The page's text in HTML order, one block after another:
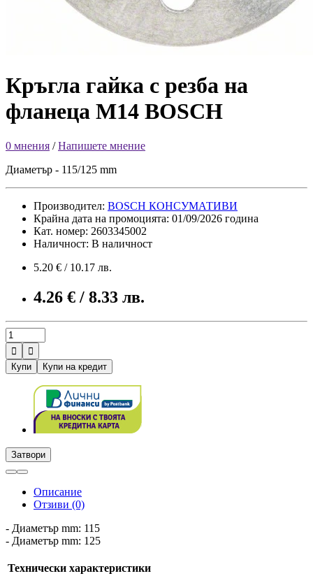
Кръгла гайка с резба на
фланеца M14 BOSCH
0 мнения /Напишете мнение
Диаметър - 115/125 mm
Производител: BOSCH КОНСУМАТИВИ
Крайна дата на промоцията: 01/09/2026 година
Кат. номер: 2603345002
Наличност: В наличност
5.20 € / 10.17 лв.
4.26 € / 8.33 лв.


Купи
Купи на кредит
Затвори
Описание
Отзиви (0)
- Диаметър mm: 115
- Диаметър mm: 125
Технически характеристики